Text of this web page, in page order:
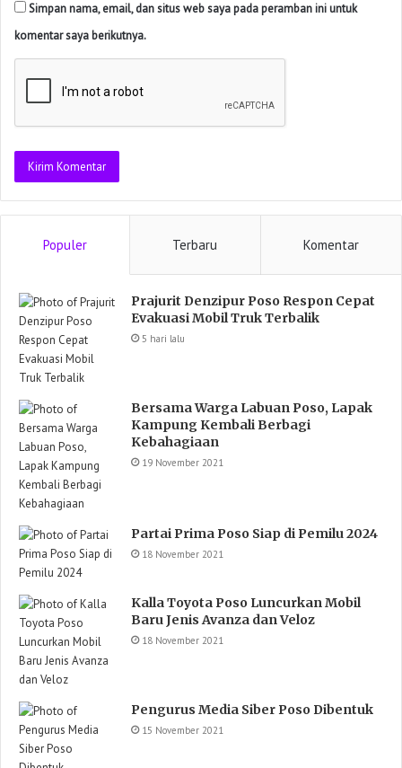
Simpan nama, email, dan situs web saya pada peramban ini untuk
komentar saya berikutnya.
Populer Terbaru Komentar
Prajurit Denzipur Poso Respon Cepat
Evakuasi Mobil Truk Terbalik
5 hari lalu
Bersama Warga Labuan Poso, Lapak
Kampung Kembali Berbagi
Kebahagiaan
19 November 2021
Partai Prima Poso Siap di Pemilu 2024
18 November 2021
Kalla Toyota Poso Luncurkan Mobil
Baru Jenis Avanza dan Veloz
18 November 2021
Pengurus Media Siber Poso Dibentuk
15 November 2021